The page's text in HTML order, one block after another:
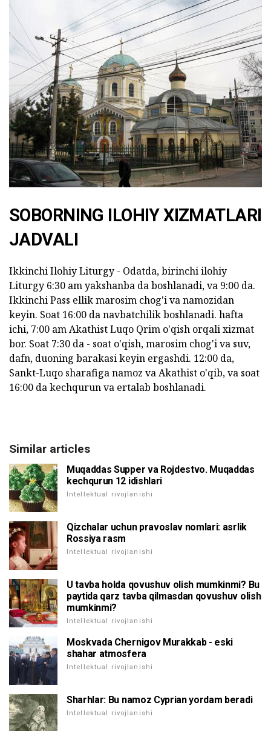
SOBORNING ILOHIY XIZMATLARI
JADVALI
Ikkinchi Ilohiy Liturgy - Odatda, birinchi ilohiy
Liturgy 6:30 am yakshanba da boshlanadi, va 9:00 da.
Ikkinchi Pass ellik marosim chog'i va namozidan
keyin. Soat 16:00 da navbatchilik boshlanadi. hafta
ichi, 7:00 am Akathist Luqo Qrim o'qish orqali xizmat
bor. Soat 7:30 da - soat o'qish, marosim chog'i va suv,
dafn, duoning barakasi keyin ergashdi. 12:00 da,
Sankt-Luqo sharafiga namoz va Akathist o'qib, va soat
16:00 da kechqurun va ertalab boshlanadi.
Similar articles
Muqaddas Supper va Rojdestvo. Muqaddas
kechqurun 12 idishlari
Intellektual rivojlanishi
Qizchalar uchun pravoslav nomlari: asrlik
Rossiya rasm
Intellektual rivojlanishi
U tavba holda qovushuv olish mumkinmi? Bu
paytida qarz tavba qilmasdan qovushuv olish
mumkinmi?
Intellektual rivojlanishi
Moskvada Chernigov Murakkab - eski
shahar atmosfera
Intellektual rivojlanishi
Sharhlar: Bu namoz Cyprian yordam beradi
Intellektual rivojlanishi